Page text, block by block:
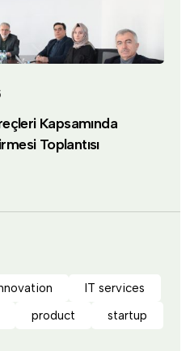
Toplantısı
IT services
product
startup